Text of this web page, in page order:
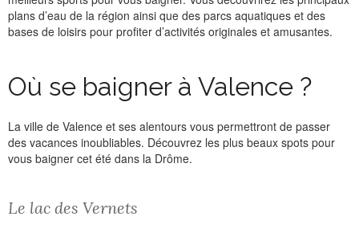
plans d’eau de la région ainsi que des parcs aquatiques et des
bases de loisirs pour profiter d’activités originales et amusantes.
Où se baigner à Valence ?
La ville de Valence et ses alentours vous permettront de passer
des vacances inoubliables. Découvrez les plus beaux spots pour
vous baigner cet été dans la Drôme.
Le lac des Vernets